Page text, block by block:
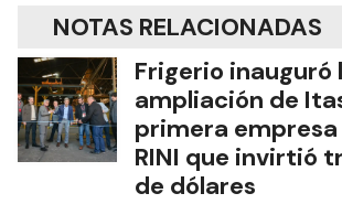
NOTAS RELACIONADAS
Frigerio inauguró
ampliación de
primera
RINI que invirtió
de dólares